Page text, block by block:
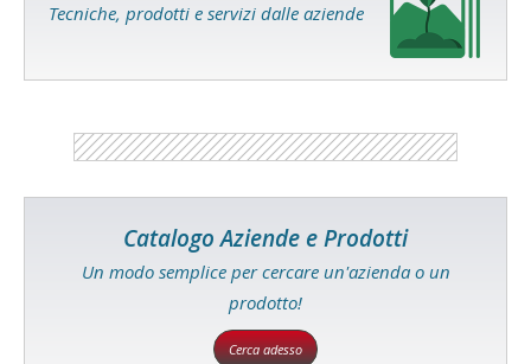
Tecniche, prodotti e servizi dalle aziende
Catalogo Aziende e Prodotti
Un modo semplice per cercare un'azienda o un
prodotto!
Cerca adesso